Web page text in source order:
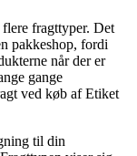
fragttyper. Det
pakkeshop, fordi
når der er
gange
ved køb af Etiket
til din